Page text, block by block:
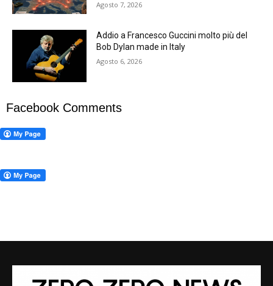
Agosto 7, 2026
Addio a Francesco Guccini molto più del
Bob Dylan made in Italy
Agosto 6, 2026
Facebook Comments